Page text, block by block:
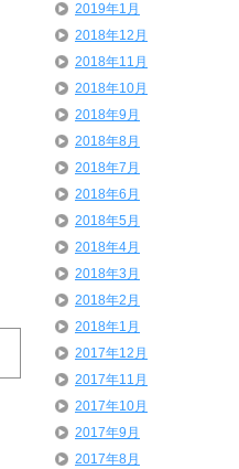
2019年1月
2018年12月
2018年11月
2018年10月
2018年9月
2018年8月
2018年7月
2018年6月
2018年5月
2018年4月
2018年3月
2018年2月
2018年1月
2017年12月
2017年11月
2017年10月
2017年9月
2017年8月